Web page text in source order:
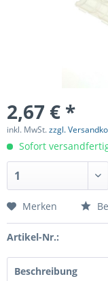
2,67 € *
inkl. MwSt.zzgl.
Sofort
Merken
Artikel-Nr.:
Beschreibung